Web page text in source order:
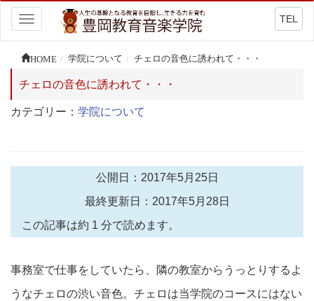
Toggle
navigation
TEL
HOME 学院について チェロの音色に誘われて・・・
チェロの音色に誘われて・・・
カテゴリー： 学院について
公開日：2017年5月25日
最終更新日：2017年5月28日
この記事は約 1 分で読めます。
事務室で仕事をしていたら、隣の教室からうっとりするよ
うなチェロの渋い音色。チェロは当学院のコースにはない